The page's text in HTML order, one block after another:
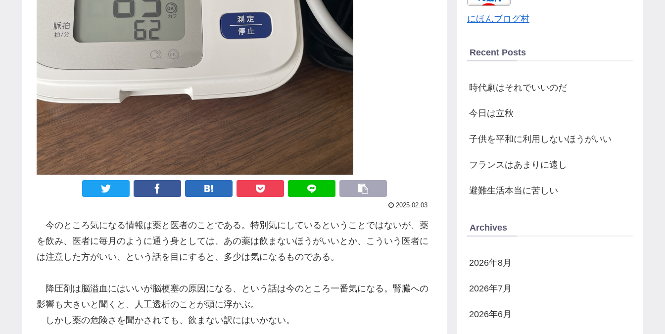
2025.02.03
今のところ気になる情報は薬と医者のことである。特別気にしているということではないが、薬
を飲み、医者に毎月のように通う身としては、あの薬は飲まないほうがいいとか、こういう医者に
は注意した方がいい、という話を目にすると、多少は気になるものである。
降圧剤は脳溢血にはいいが脳梗塞の原因になる、という話は今のところ一番気になる。腎臓への
影響も大きいと聞くと、人工透析のことが頭に浮かぶ。
しかし薬の危険さを聞かされても、飲まない訳にはいかない。
にほんブログ村
Recent Posts
時代劇はそれでいいのだ
今日は立秋
子供を平和に利用しないほうがいい
フランスはあまりに遠し
避難生活本当に苦しい
Archives
2026年8月
2026年7月
2026年6月